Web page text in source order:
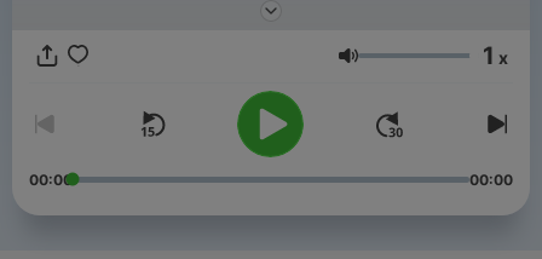
en thanatos. Over de dingen die het leven de moeite waard
gekozen door de gast zelf, is hierbij de toegangspoort.
Volume 1 x
00:00 00:00